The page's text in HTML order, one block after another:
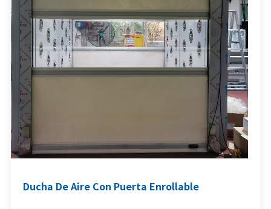
Ducha De Aire Con Puerta Enrollable